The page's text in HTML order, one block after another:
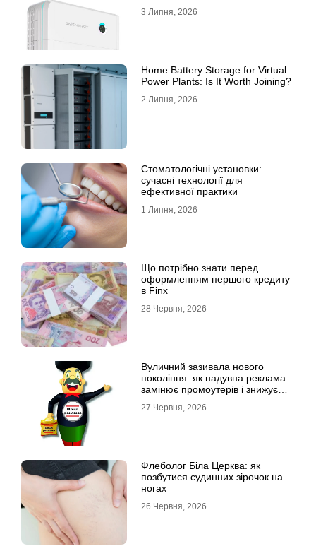
3 Липня, 2026
Home Battery Storage for Virtual
Power Plants: Is It Worth Joining?
2 Липня, 2026
Стоматологічні установки:
сучасні технології для
ефективної практики
1 Липня, 2026
Що потрібно знати перед
оформленням першого кредиту
в Finx
28 Червня, 2026
Вуличний зазивала нового
покоління: як надувна реклама
замінює промоутерів і знижує
27 Червня, 2026
Флеболог Біла Церква: як
позбутися судинних зірочок на
ногах
26 Червня, 2026